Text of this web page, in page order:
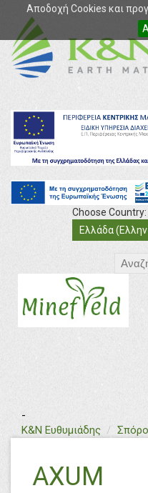
Αποδοχή Cookies και
Choose Country:
Ελλάδα
-
Κ&Ν Ευθυμιάδης text
AXUM